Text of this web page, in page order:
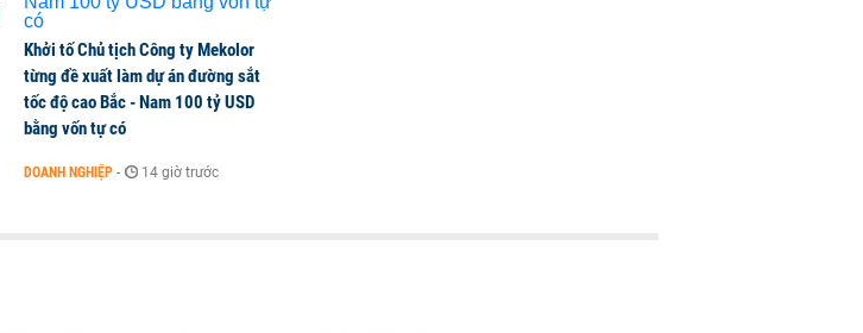
Khởi tố Chủ tịch Công ty Mekolor
từng đề xuất làm dự án đường sắt
tốc độ cao Bắc - Nam 100 tỷ USD
bằng vốn tự có
DOANH NGHIỆP - 14 giờ trước